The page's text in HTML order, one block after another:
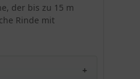
der bis zu 15 m
Rinde mit